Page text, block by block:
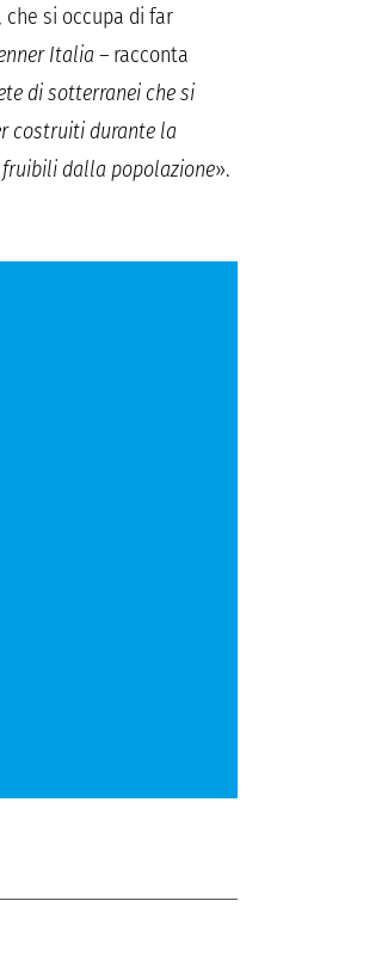
che si occupa di far
Italia – racconta
di sotterranei che si
costruiti durante la
fruibili dalla popolazione».